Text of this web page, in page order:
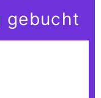
gebucht